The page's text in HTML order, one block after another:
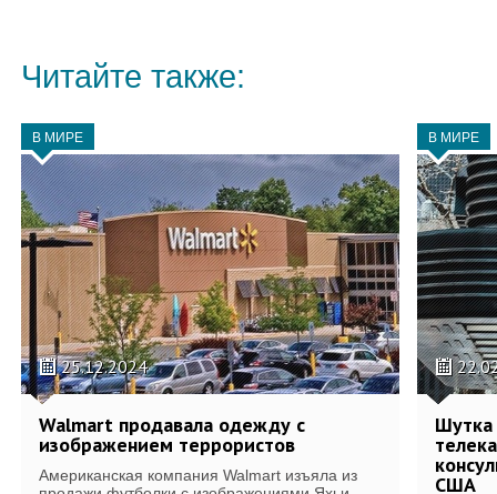
Читайте также:
В МИРЕ
25.12.2024
Walmart продавала одежду с
изображением террористов
Американская компания Walmart изъяла из
В МИРЕ
Шутка
США